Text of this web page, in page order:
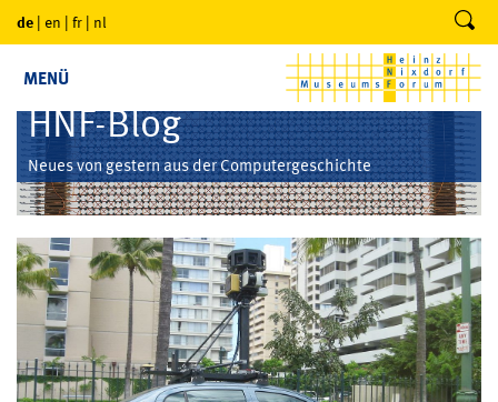
de | en | fr | nl
MENÜ
HNF-Blog
Neues von gestern aus der Computergeschichte